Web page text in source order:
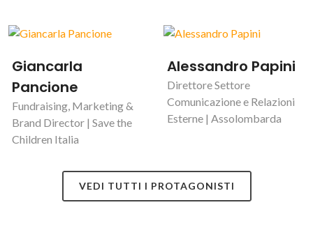
Giancarla
Pancione
Fundraising, Marketing &
Brand Director | Save the
Children Italia
Alessandro Papini
Direttore Settore
Comunicazione e Relazioni
Esterne | Assolombarda
VEDI TUTTI I PROTAGONISTI